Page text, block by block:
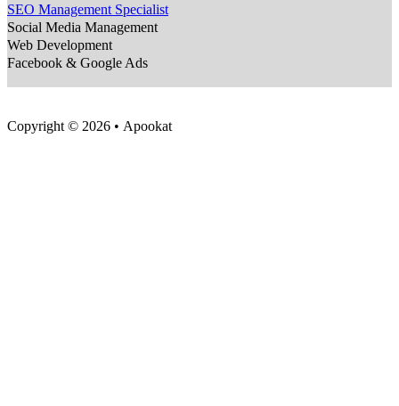
SEO Management Specialist
Social Media Management
Web Development
Facebook & Google Ads
Copyright © 2026 • Apookat